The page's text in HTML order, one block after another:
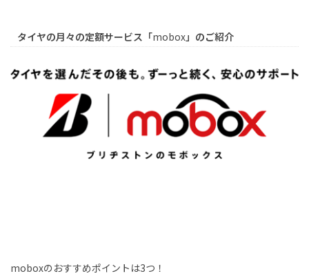
タイヤの月々の定額サービス「mobox」のご紹介
moboxのおすすめポイントは3つ！